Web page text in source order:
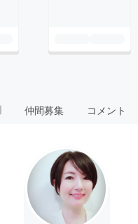
仲間募集 コメント